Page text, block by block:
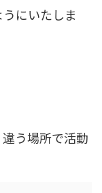
にいたしま
う場所で活動